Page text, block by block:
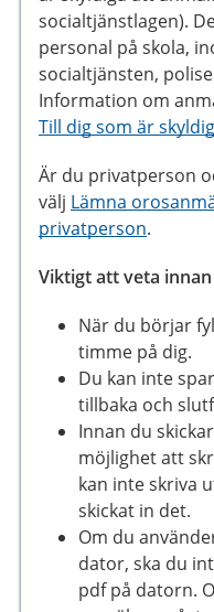
socialtjänstlagen).
personal på skola,
socialtjänsten,
Information om
Till dig som är
Är du privatperson
välj Lämna
privatperson.
Viktigt att veta
När du börjar
timme på dig.
Du kan inte
tillbaka och
Innan du
möjlighet att
kan inte skriva
skickat in det.
Om du
dator, ska du
pdf på datorn.